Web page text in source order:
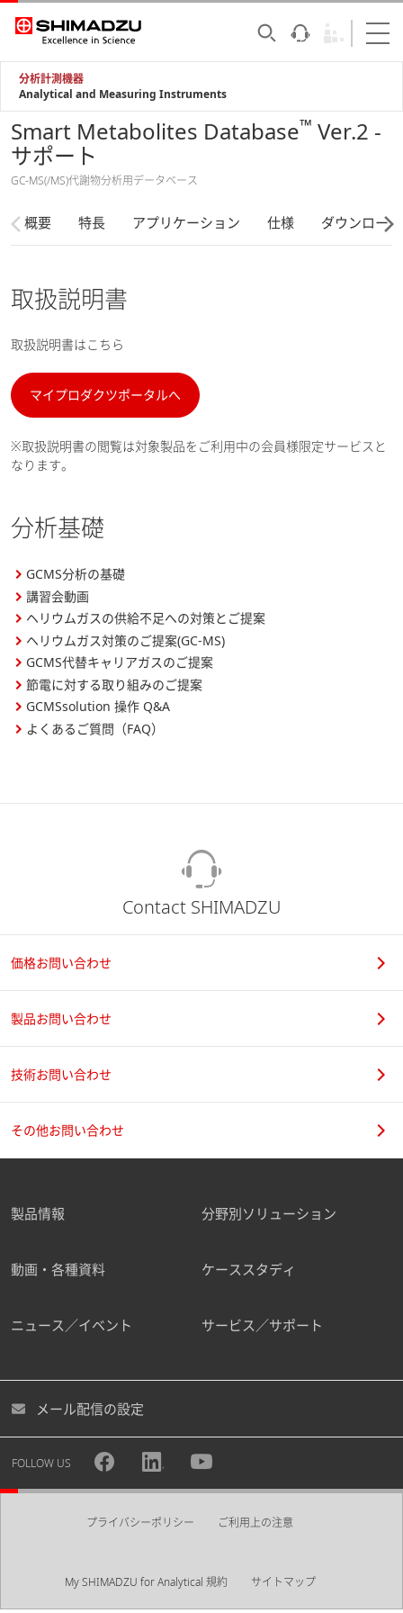
分析計測機器
Analytical and Measuring Instruments
Smart Metabolites Database™ Ver.2 -
サポート
GC-MS(/MS)代謝物分析用データベース
概要 特長 アプリケーション 仕様 ダウンロード
取扱説明書
取扱説明書はこちら
マイプロダクツポータルへ
※取扱説明書の閲覧は対象製品をご利用中の会員様限定サービスと
なります。
分析基礎
GCMS分析の基礎
講習会動画
ヘリウムガスの供給不足への対策とご提案
ヘリウムガス対策のご提案(GC-MS)
GCMS代替キャリアガスのご提案
節電に対する取り組みのご提案
GCMSsolution 操作 Q&A
よくあるご質問（FAQ）
Contact SHIMADZU
価格お問い合わせ
製品お問い合わせ
技術お問い合わせ
その他お問い合わせ
製品情報 分野別ソリューション
動画・各種資料 ケーススタディ
ニュース／イベント サービス／サポート
メール配信の設定
FOLLOW US
プライバシーポリシー ご利用上の注意
My SHIMADZU for Analytical 規約 サイトマップ